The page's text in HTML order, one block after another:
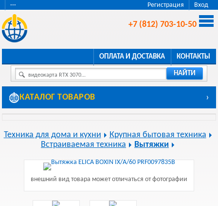
Регистрация Вход
···
+7 (812) 703-10-50
ОПЛАТА И ДОСТАВКА КОНТАКТЫ
видеокарта RTX 3070... НАЙТИ
КАТАЛОГ ТОВАРОВ ›
Техника для дома и кухни
Крупная бытовая техника
Встраиваемая техника
Вытяжки
внешний вид товара может отличаться от фотографии